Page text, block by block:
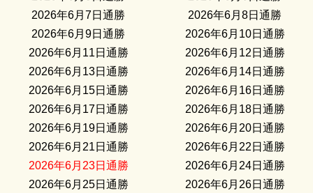
2026年6月7日通勝
2026年6月8日通勝
2026年6月9日通勝
2026年6月10日通勝
2026年6月11日通勝
2026年6月12日通勝
2026年6月13日通勝
2026年6月14日通勝
2026年6月15日通勝
2026年6月16日通勝
2026年6月17日通勝
2026年6月18日通勝
2026年6月19日通勝
2026年6月20日通勝
2026年6月21日通勝
2026年6月22日通勝
2026年6月23日通勝
2026年6月24日通勝
2026年6月25日通勝
2026年6月26日通勝